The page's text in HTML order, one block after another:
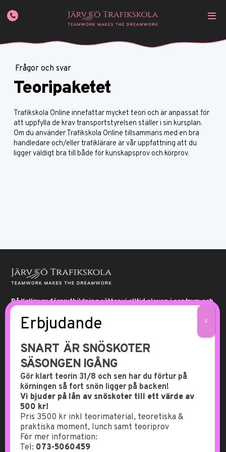
Frågor och svar
Teoripaketet
Trafikskola Online innefattar mycket teori och är anpassat för
att uppfylla de krav transportstyrelsen ställer i sin kursplan.
Om du använder Trafikskola Online tillsammans med en bra
handledare och/eller trafiklärare är vår uppfattning att du
ligger väldigt bra till både för kunskapsprov och körprov.
På Kallmyrs förarutbildning sätter vi alltid eleven i centrum och
anpassar schemat helt efter elevens behov, och med
skräddarsydda lektioner ger vi alltid eleven de bästa
förutsättningarna för att lyckas med körkortet.
Öppettider
Måndag – Onsdag
08:30 – 16:30
Stängt
Fredag
Stängt
Lördag – Söndag
Stängt
Besöksadress
Norra Kallmyr 18
82794 Ljusdal
073-506 04 59
hej@kallmyrsutbildning.se
Facebook Instagram
SNART ÄR SNÖSKOTER
SÄSONGEN IGÅNG
Gör klart teorin 31/8 och sen har du förtur på
körningen så fort snön ligger på backen!
Vi bjuder på lån av snöskoter till ett värde av
500 kr!
Pris 3500 kr inkl teorimaterial, teoretiska &
praktiska moment, lunch samt teoriprov
För mer information:
Tel: 073-5060459